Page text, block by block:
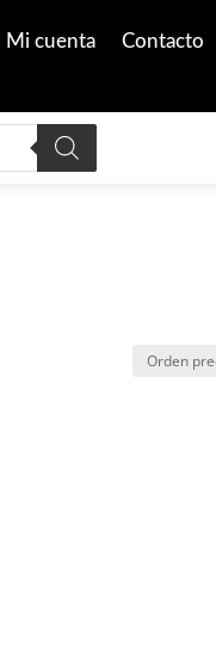
Mi cuenta Contacto